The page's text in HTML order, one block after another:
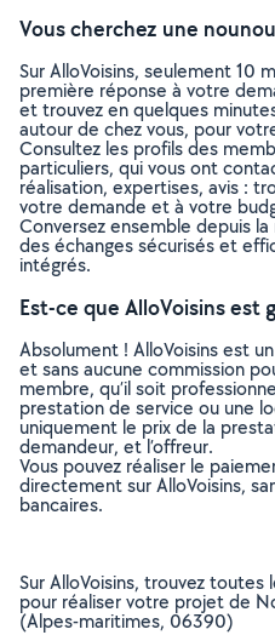
Vous cherchez une
Sur AlloVoisins, seulement 10
première réponse à votre
et trouvez en quelques
autour de chez vous, pour
Consultez les profils des
particuliers, qui vous ont
réalisation, expertises, avis :
votre demande et à votre
Conversez ensemble depuis
des échanges sécurisés et
intégrés.
Est-ce que AlloVoisins est
Absolument ! AlloVoisins est
et sans aucune commission
membre, qu’il soit
prestation de service ou une
uniquement le prix de la
demandeur, et l’offreur.
Vous pouvez réaliser le
directement sur AlloVoisins,
bancaires.
Sur AlloVoisins, trouvez
pour réaliser votre projet de
(Alpes-maritimes, 06390)